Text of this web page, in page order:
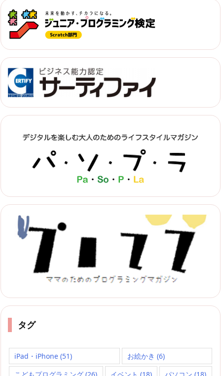
タグ
iPad・iPhone (51) お絵かき (6)
こどもプログラミング (26) イベント (18) パソコン (18)